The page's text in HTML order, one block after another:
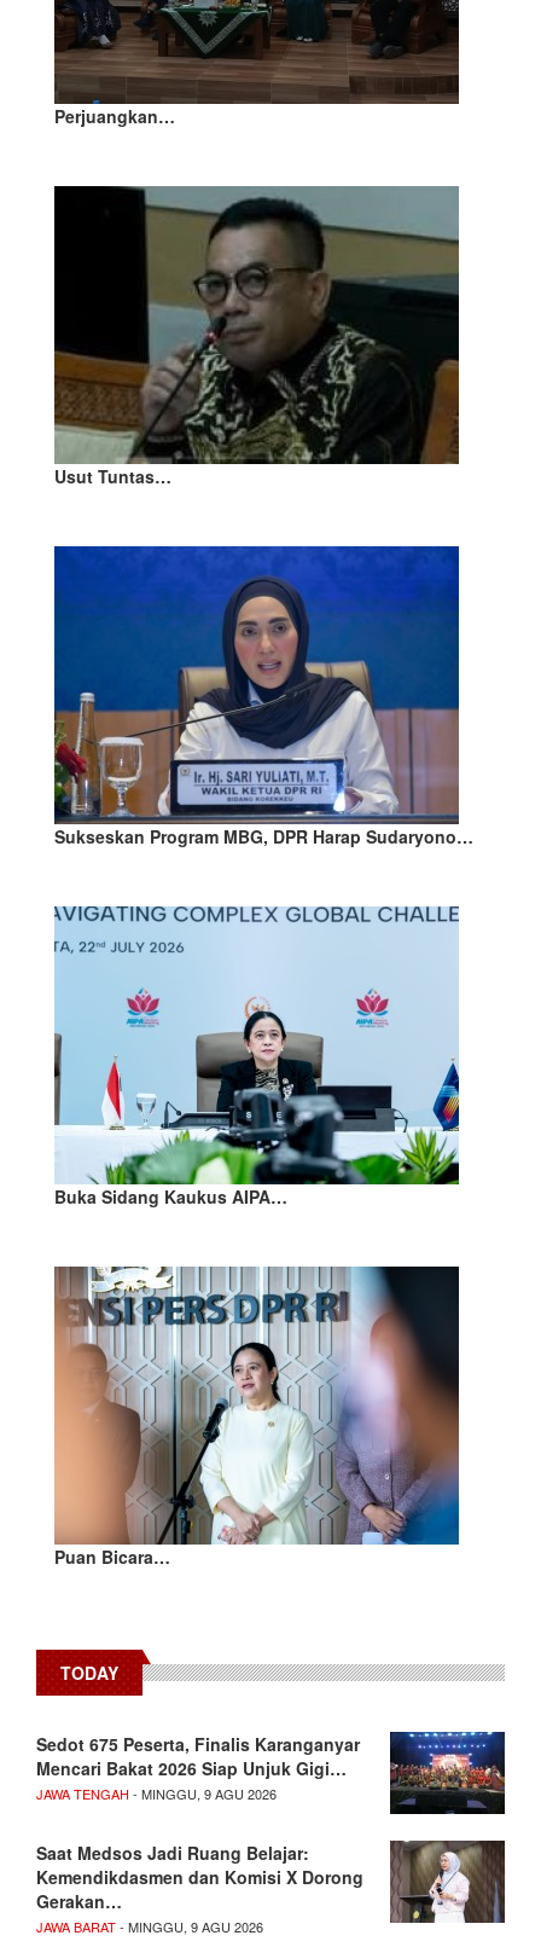
Perjuangkan…
Usut Tuntas…
Sukseskan Program MBG, DPR Harap Sudaryono…
Buka Sidang Kaukus AIPA…
Puan Bicara…
TODAY
Sedot 675 Peserta, Finalis Karanganyar
Mencari Bakat 2026 Siap Unjuk Gigi…
JAWA TENGAH - MINGGU, 9 AGU 2026
Saat Medsos Jadi Ruang Belajar:
Kemendikdasmen dan Komisi X Dorong
Gerakan…
JAWA BARAT- MINGGU, 9 AGU 2026